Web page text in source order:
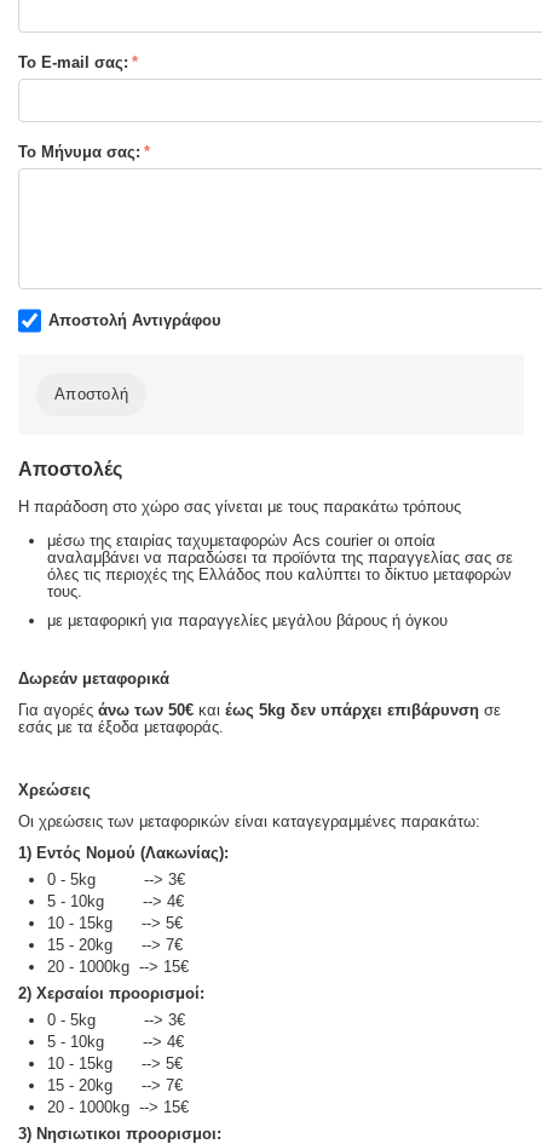
Το E-mail σας:
Το Μήνυμα σας:
Αποστολή Αντιγράφου
Αποστολή
Αποστολές
Η παράδοση στο χώρο σας γίνεται με τους παρακάτω τρόπους
μέσω της εταιρίας ταχυμεταφορών Acs courier οι οποία
αναλαμβάνει να παραδώσει τα προϊόντα της παραγγελίας σας σε
όλες τις περιοχές της Ελλάδος που καλύπτει το δίκτυο μεταφορών
τους.
με μεταφορική για παραγγελίες μεγάλου βάρους ή όγκου
Δωρεάν μεταφορικά
Για αγορέςάνω των 50€ καιέως 5kg δεν υπάρχει επιβάρυνση σε
εσάς με τα έξοδα μεταφοράς.
Χρεώσεις
Οι χρεώσεις των μεταφορικών είναι καταγεγραμμένες παρακάτω:
1) Εντός Νομού (Λακωνίας):
0 - 5kg --> 3€
5 - 10kg --> 4€
10 - 15kg --> 5€
15 - 20kg --> 7€
20 - 1000kg --> 15€
2) Χερσαίοι προορισμοί:
0 - 5kg --> 3€
5 - 10kg --> 4€
10 - 15kg --> 5€
15 - 20kg --> 7€
20 - 1000kg --> 15€
3) Νησιωτικοι προορισμοι: